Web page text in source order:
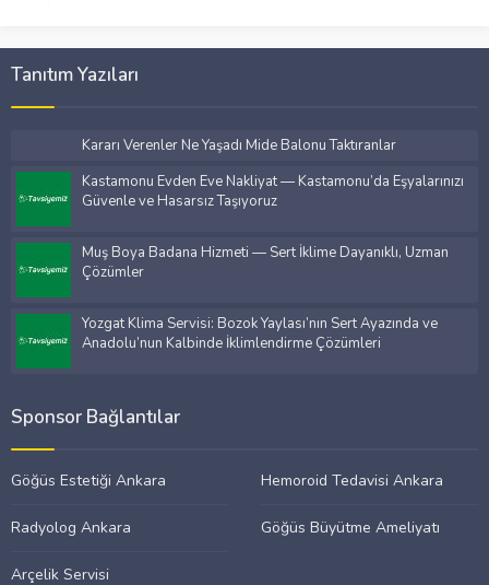
Tanıtım Yazıları
Kararı Verenler Ne Yaşadı Mide Balonu Taktıranlar
Kastamonu Evden Eve Nakliyat — Kastamonu’da Eşyalarınızı
Güvenle ve Hasarsız Taşıyoruz
Muş Boya Badana Hizmeti — Sert İklime Dayanıklı, Uzman
Çözümler
Yozgat Klima Servisi: Bozok Yaylası’nın Sert Ayazında ve
Anadolu’nun Kalbinde İklimlendirme Çözümleri
Sponsor Bağlantılar
Göğüs Estetiği Ankara Hemoroid Tedavisi Ankara
Radyolog Ankara Göğüs Büyütme Ameliyatı
Arçelik Servisi